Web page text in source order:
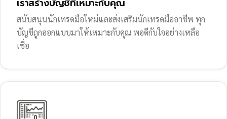
เราสร้างบัญชีที่เหมาะกับคุณ
สนับสนุนนักเทรดมือใหม่และส่งเสริมนักเทรดมืออาชีพ ทุก
บัญชีถูกออกแบบมาให้เหมาะกับคุณ พอดีกับใจอย่างเหลือ
เชื่อ